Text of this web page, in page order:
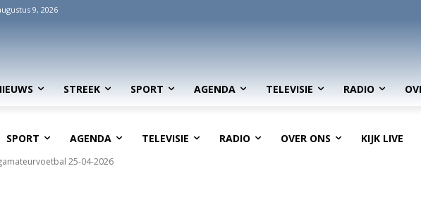
9, 2026
STREEK SPORT AGENDA TELEVISIE RADIO
SPORT AGENDA TELEVISIE RADIO OVER ONS KIJK LIVE
25-04-2026